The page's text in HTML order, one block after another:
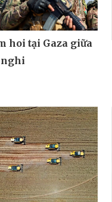
hoi tại Gaza giữa